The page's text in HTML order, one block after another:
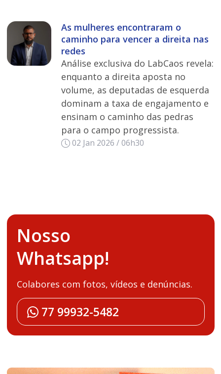
As mulheres encontraram o
caminho para vencer a direita nas
redes
Análise exclusiva do LabCaos revela:
enquanto a direita aposta no
volume, as deputadas de esquerda
dominam a taxa de engajamento e
ensinam o caminho das pedras
para o campo progressista.
02 Jan 2026 / 06h30
Nosso
Whatsapp!
Colabores com fotos, vídeos e denúncias.
77 99932-5482